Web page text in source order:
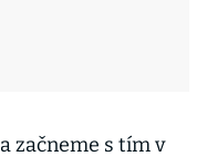
začneme s tím v